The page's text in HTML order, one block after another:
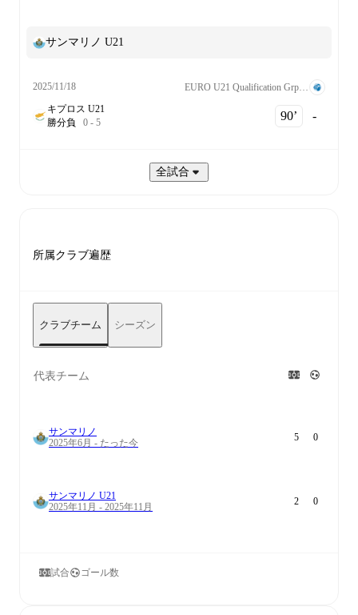
サンマリノ U21
2025/11/18
キプロス U21
勝分負 0 - 5 90‎’‎ -
全試合
所属クラブ遍歴
クラブチーム シーズン
代表チーム
サンマリノ
2025年6月 - たった今
5 0
サンマリノ U21
2025年11月 - 2025年11月
2 0
試合 ゴール数